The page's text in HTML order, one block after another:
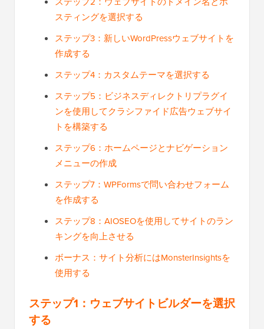
スティングを選択する
ステップ3：新しいWordPressウェブサイトを
作成する
ステップ4：カスタムテーマを選択する
ステップ5：ビジネスディレクトリプラグイ
ンを使用してクラシファイド広告ウェブサイ
トを構築する
ステップ6：ホームページとナビゲーション
メニューの作成
ステップ7：WPFormsで問い合わせフォーム
を作成する
ステップ8：AIOSEOを使用してサイトのラン
キングを向上させる
ボーナス：サイト分析にはMonsterInsightsを
使用する
ステップ1：ウェブサイトビルダーを選択
する